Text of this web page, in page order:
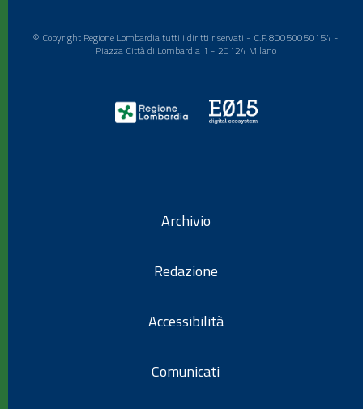
© Copyright Regione Lombardia tutti i diritti riservati - C.F. 80050050154 -
Piazza Città di Lombardia 1 - 20124 Milano
Archivio
Redazione
Accessibilità
Comunicati